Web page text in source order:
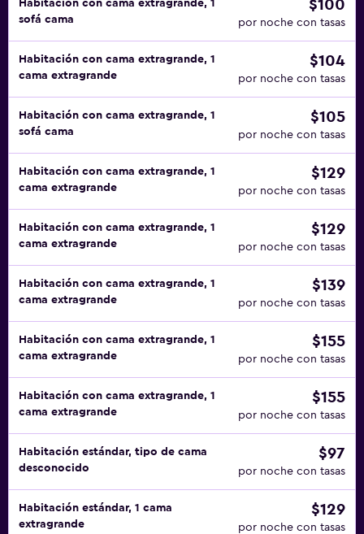
Habitación con cama extragrande, 1
sofá cama
$100
por noche con tasas
Habitación con cama extragrande, 1
cama extragrande
$104
por noche con tasas
Habitación con cama extragrande, 1
sofá cama
$105
por noche con tasas
Habitación con cama extragrande, 1
cama extragrande
$129
por noche con tasas
Habitación con cama extragrande, 1
cama extragrande
$129
por noche con tasas
Habitación con cama extragrande, 1
cama extragrande
$139
por noche con tasas
Habitación con cama extragrande, 1
cama extragrande
$155
por noche con tasas
Habitación con cama extragrande, 1
cama extragrande
$155
por noche con tasas
Habitación estándar, tipo de cama
desconocido
$97
por noche con tasas
Habitación estándar, 1 cama
extragrande
$129
por noche con tasas